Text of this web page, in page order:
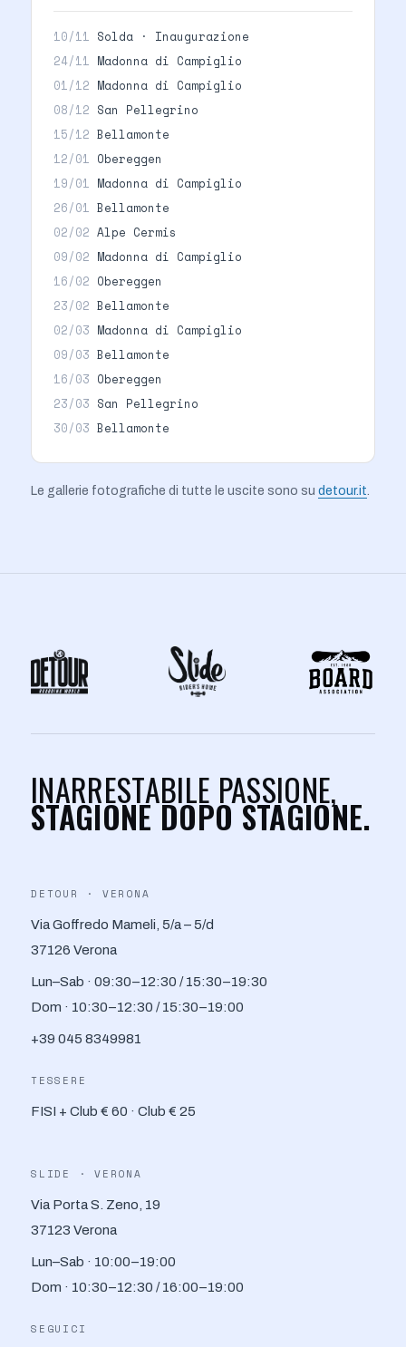
10/11 Solda · Inaugurazione
24/11 Madonna di Campiglio
01/12 Madonna di Campiglio
08/12 San Pellegrino
15/12 Bellamonte
12/01 Obereggen
19/01 Madonna di Campiglio
26/01 Bellamonte
02/02 Alpe Cermis
09/02 Madonna di Campiglio
16/02 Obereggen
23/02 Bellamonte
02/03 Madonna di Campiglio
09/03 Bellamonte
16/03 Obereggen
23/03 San Pellegrino
30/03 Bellamonte
Le gallerie fotografiche di tutte le uscite sono su detour.it.
INARRESTABILE PASSIONE,
STAGIONE DOPO STAGIONE.
DETOUR · VERONA
Via Goffredo Mameli, 5/a – 5/d
37126 Verona
Lun–Sab · 09:30–12:30 / 15:30–19:30
Dom · 10:30–12:30 / 15:30–19:00
+39 045 8349981
TESSERE
FISI + Club € 60 · Club € 25
SLIDE · VERONA
Via Porta S. Zeno, 19
37123 Verona
Lun–Sab · 10:00–19:00
Dom · 10:30–12:30 / 16:00–19:00
SEGUICI